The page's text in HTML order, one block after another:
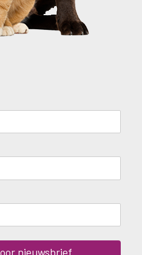
nieuwsbrief